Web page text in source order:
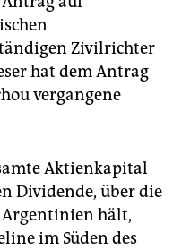
Zivilrichter
hat dem Antrag
vergangene
Aktienkapital
Dividende, über die
hält,
im Süden des